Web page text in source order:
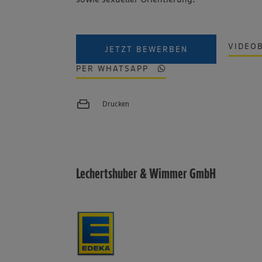
JETZT BEWERBEN
PER WHATSAPP
Drucken
Lechertshuber & Wimmer GmbH